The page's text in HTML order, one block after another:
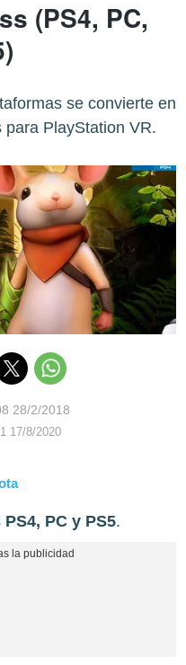
(PS4, PC,
se convierte en
PlayStation VR.
28/2/2018
17/8/2020
PS4, PC y PS5.